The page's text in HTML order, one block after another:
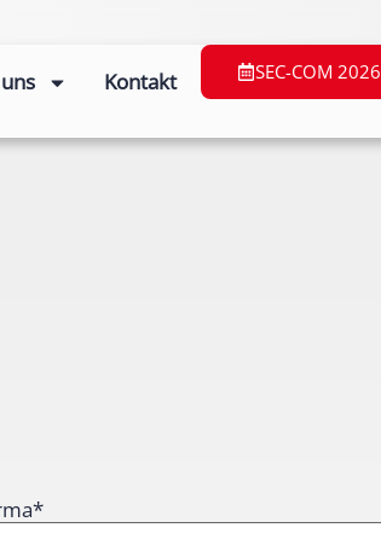
Kontakt SEC-COM 2026
*